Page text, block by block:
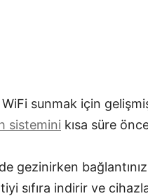
WiFi sunmak için
sistemini kısa süre
gezinirken
sıfıra indirir ve